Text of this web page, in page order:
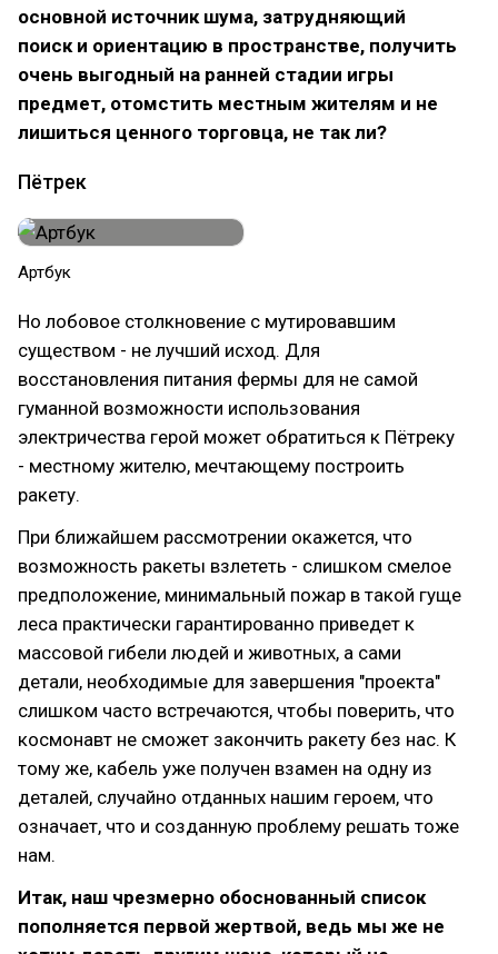
основной источник шума, затрудняющий
поиск и ориентацию в пространстве, получить
очень выгодный на ранней стадии игры
предмет, отомстить местным жителям и не
лишиться ценного торговца, не так ли?
Пётрек
Артбук
Но лобовое столкновение с мутировавшим
существом - не лучший исход. Для
восстановления питания фермы для не самой
гуманной возможности использования
электричества герой может обратиться к Пётреку
- местному жителю, мечтающему построить
ракету.
При ближайшем рассмотрении окажется, что
возможность ракеты взлететь - слишком смелое
предположение, минимальный пожар в такой гуще
леса практически гарантированно приведет к
массовой гибели людей и животных, а сами
детали, необходимые для завершения "проекта"
слишком часто встречаются, чтобы поверить, что
космонавт не сможет закончить ракету без нас. К
тому же, кабель уже получен взамен на одну из
деталей, случайно отданных нашим героем, что
означает, что и созданную проблему решать тоже
нам.
Итак, наш чрезмерно обоснованный список
пополняется первой жертвой, ведь мы же не